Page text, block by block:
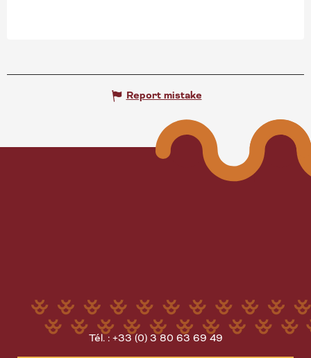
Report mistake
Tél. : +33 (0) 3 80 63 69 49